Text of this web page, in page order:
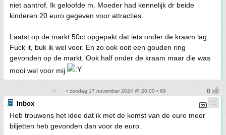
niet aantrof. Ik geloofde m. Moeder had kennelijk dr beide
kinderen 20 euro gegeven voor attracties.
Laatst op de markt 50ct opgepakt dat iets onder de kraam lag.
Fuck it, buk ik wel voor. En zo ook ooit een gouden ring
gevonden op de markt. Ook half onder de kraam maar die was
mooi wel voor mij
• zondag 17 november 2024 @ 20:00 • 69
Inbox
Heb trouwens het idee dat ik met de komst van de euro meer
biljetten heb gevonden dan voor de euro.